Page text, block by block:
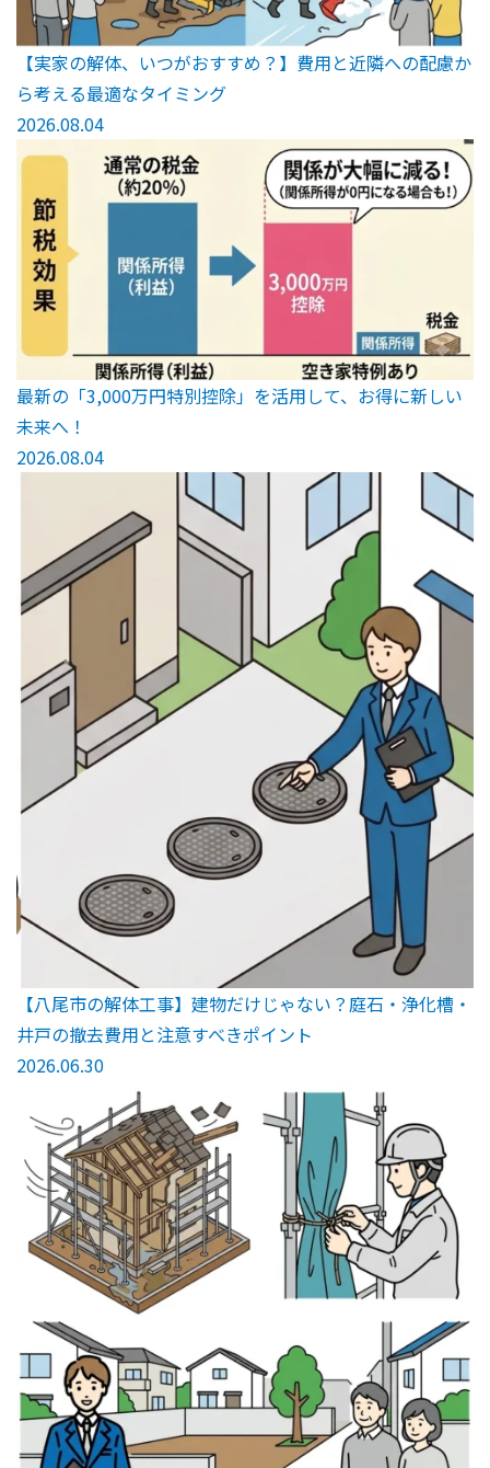
【実家の解体、いつがおすすめ？】費用と近隣への配慮か
ら考える最適なタイミング
2026.08.04
最新の「3,000万円特別控除」を活用して、お得に新しい
未来へ！
2026.08.04
【八尾市の解体工事】建物だけじゃない？庭石・浄化槽・
井戸の撤去費用と注意すべきポイント
2026.06.30